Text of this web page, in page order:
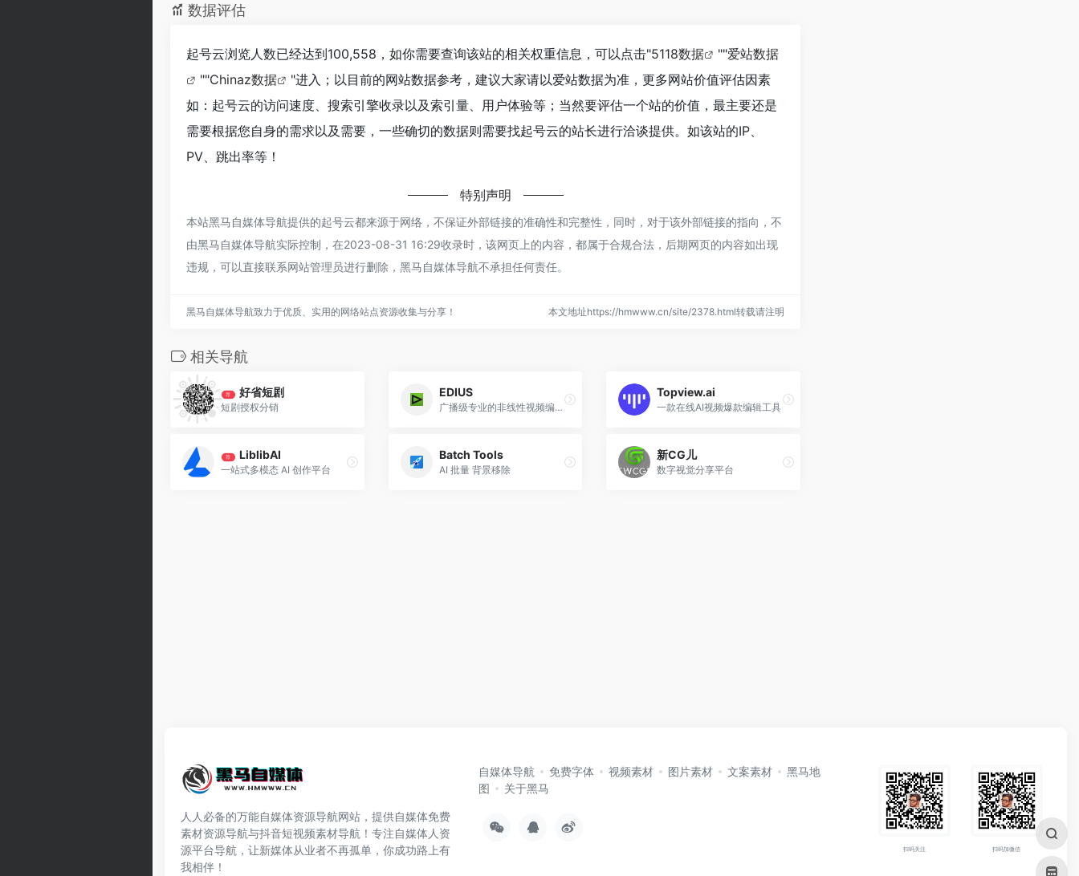
数据评估
起号云浏览人数已经达到100,558，如你需要查询该站的相关权重信息，可以点击"5118数据 ""爱站数据
""Chinaz数据
"进入；以目前的网站数据参考，建议大家请以爱站数据为准，更多网站价值评估因素
如：起号云的访问速度、搜索引擎收录以及索引量、用户体验等；当然要评估一个站的价值，最主要还是
需要根据您自身的需求以及需要，一些确切的数据则需要找起号云的站长进行洽谈提供。如该站的IP、
PV、跳出率等！
特别声明
本站黑马自媒体导航提供的起号云都来源于网络，不保证外部链接的准确性和完整性，同时，对于该外部链接的指向，不
由黑马自媒体导航实际控制，在2023-08-31 16:29收录时，该网页上的内容，都属于合规合法，后期网页的内容如出现
违规，可以直接联系网站管理员进行删除，黑马自媒体导航不承担任何责任。
黑马自媒体导航致力于优质、实用的网络站点资源收集与分享！ 本文地址https://hmwww.cn/site/2378.html转载请注明
相关导航
荐 好省短剧
短剧授权分销
EDIUS
广播级专业的非线性视频编辑软件
Topview.ai
一款在线AI视频爆款编辑工具
荐 LiblibAI
一站式多模态 AI 创作平台
Batch Tools
AI 批量 背景移除
新CG儿
数字视觉分享平台
人人必备的万能自媒体资源导航网站，提供自媒体免费
素材资源导航与抖音短视频素材导航！专注自媒体人资
源平台导航，让新媒体从业者不再孤单，你成功路上有
我相伴！
自媒体导航 免费字体 视频素材 图片素材 文案素材
黑马地
图
关于黑马
扫码关注 扫码加微信